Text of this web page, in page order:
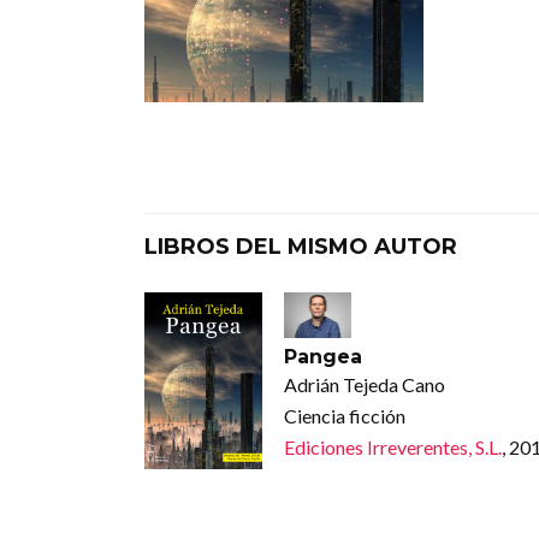
LIBROS DEL MISMO AUTOR
Pangea
Adrián Tejeda Cano
Ciencia ficción
Ediciones Irreverentes, S.L.,